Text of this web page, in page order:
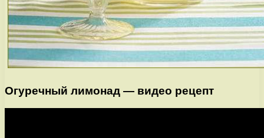
Огуречный лимонад — видео рецепт